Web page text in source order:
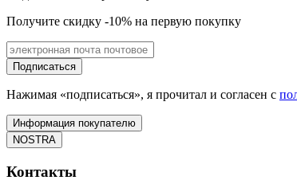
Получите скидку -10% на первую покупку
Подписаться
Нажимая «подписаться», я прочитал и согласен с
Информация покупателю
NOSTRA
Контакты